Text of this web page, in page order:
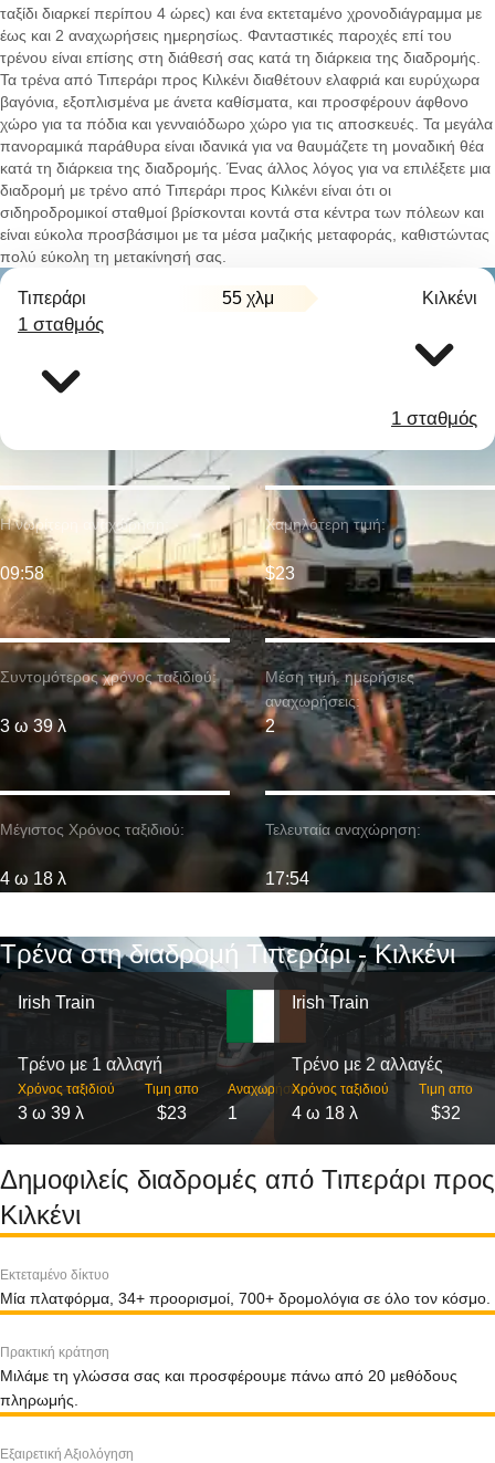
ταξίδι διαρκεί περίπου 4 ώρες) και ένα εκτεταμένο χρονοδιάγραμμα με
έως και 2 αναχωρήσεις ημερησίως. Φανταστικές παροχές επί του
τρένου είναι επίσης στη διάθεσή σας κατά τη διάρκεια της διαδρομής.
Τα τρένα από Τιπεράρι προς Κιλκένι διαθέτουν ελαφριά και ευρύχωρα
βαγόνια, εξοπλισμένα με άνετα καθίσματα, και προσφέρουν άφθονο
χώρο για τα πόδια και γενναιόδωρο χώρο για τις αποσκευές. Τα μεγάλα
πανοραμικά παράθυρα είναι ιδανικά για να θαυμάζετε τη μοναδική θέα
κατά τη διάρκεια της διαδρομής. Ένας άλλος λόγος για να επιλέξετε μια
διαδρομή με τρένο από Τιπεράρι προς Κιλκένι είναι ότι οι
σιδηροδρομικοί σταθμοί βρίσκονται κοντά στα κέντρα των πόλεων και
είναι εύκολα προσβάσιμοι με τα μέσα μαζικής μεταφοράς, καθιστώντας
πολύ εύκολη τη μετακίνησή σας.
Τιπεράρι 55 χλμ Κιλκένι
1 σταθμός
1 σταθμός
Συντομότερος χρόνος ταξιδιού:
3 ω 39 λ
Η νωρίτερη αναχώρηση:
09:58
Μέγιστος Χρόνος ταξιδιού:
4 ω 18 λ
Χαμηλότερη τιμή:
$23
Μέση τιμή. ημερήσιες
αναχωρήσεις:
2
Τελευταία αναχώρηση:
17:54
Τρένα στη διαδρομή Τιπεράρι - Κιλκένι
Irish Train
Τρένο με 1 αλλαγή
Χρόνος ταξιδιού
3 ω 39 λ
Τιμη απο
$23
Αναχωρήσεις
1
Irish Train
Τρένο με 2 αλλαγές
Χρόνος ταξιδιού
4 ω 18 λ
Τιμη απο
$32
Δημοφιλείς διαδρομές από Τιπεράρι προς
Κιλκένι
Εκτεταμένο δίκτυο
Μία πλατφόρμα, 34+ προορισμοί, 700+ δρομολόγια σε όλο τον κόσμο.
Πρακτική κράτηση
Μιλάμε τη γλώσσα σας και προσφέρουμε πάνω από 20 μεθόδους
πληρωμής.
Εξαιρετική Αξιολόγηση